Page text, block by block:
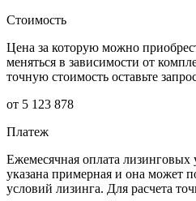
Стоимость
Цена за которую можно
меняться в зависимости от
точную стоимость оставьте
от 5 123 878
Платеж
Ежемесячная оплата
указана примерная и она может
условий лизинга. Для расчета